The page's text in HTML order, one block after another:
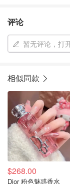
评论
暂无评论，打
相似同款
$268.00
Dior 粉色魅惑香水